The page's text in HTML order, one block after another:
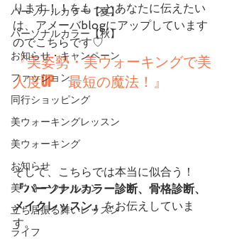
パーソナルカラー【夏】
パーソナルカラー【秋】
お知らせ・キャンペーン
ファッション
同行ショッピング
美ウォーキングレッスン
美ウォーキング
お知らせ
美ウォークレッスン
立ち居振る舞いレッスン
ライフ
ります！！をもっとあなたに伝えたい
は、アメーバblogにアップしています
のでこちらです♡
『美姿勢・美ウォーキングで美
人度UP　最短の魔法！』
そして、こちらでは本当に似合う！
『パーソナルカラー診断、骨格診断、
メイクレッスン』をお伝えしていま
す。